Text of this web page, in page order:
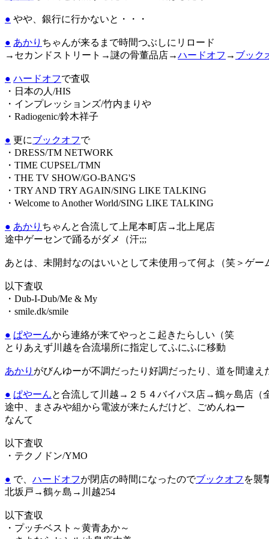
● やや、銀行に行かないと・・・
● あかり ちゃんが来るまで時間つぶしにリロード
→セカンドストリート→謎の骨董品店→ハードオフ → ブック
● ハードオフで査収
・日本の人/HIS
・インプレッションズ/竹内まりや
・Radiogenic/鈴木祥子
● 更にブックオフで
・DRESS/TM NETWORK
・TIME CUPSEL/TMN
・THE TV SHOW/GO-BANG'S
・TRY AND TRY AGAIN/SING LIKE TALKING
・Welcome to Another World/SING LIKE TALKING
● あかり ちゃんと合流して上尾本町店→北上尾店
途中ゲーセンで踊るがダメ（汗;;;
あとは、未開封なのはいいとして未使用って何よ（笑＞ゲー
以下査収
・Dub-I-Dub/Me & My
・smile.dk/smile
● ぱやーんから連絡が来てやっとこ起きたらしい（笑
とりあえず川越を合流場所に指定してふにふに移動
あかり がびんゆーが不調だったり好調だったり、道を間違え
● ぱやーんと合流して川越→２５４バイパス店→鶴ヶ島店（
途中、まさみや組から電波が来たんだけど、ごめんねー
なんて
以下査収
・テクノドン/YMO
● で、 ハードオフが閉店の時間になったのでブックオフ を襲
北坂戸→鶴ヶ島→川越254
以下査収
・プッチベスト～黄青あか～